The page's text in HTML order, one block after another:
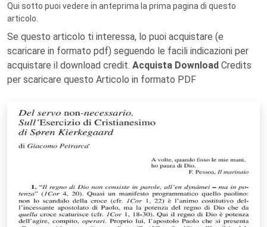
Qui sotto puoi vedere in anteprima la prima pagina di questo
articolo.
Se questo articolo ti interessa, lo puoi acquistare (e
scaricare in formato pdf) seguendo le facili indicazioni per
acquistare il download credit. Acquista Download Credits
per scaricare questo Articolo in formato PDF